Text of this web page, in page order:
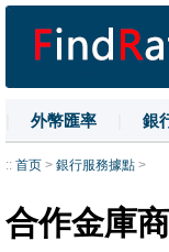
外幣匯率 銀
| 名詞解釋 | 換
:: 首页 > 銀行服務據點 >
合作金庫